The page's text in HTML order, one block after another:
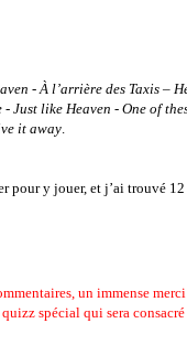
-À l’arrière des Taxis –
-Just like Heaven -One of
it away.
pour y jouer, et j’ai trouvé
un immense
spécial qui sera